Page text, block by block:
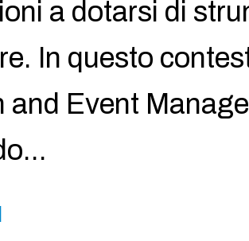
a dotarsi di
In questo
and Event